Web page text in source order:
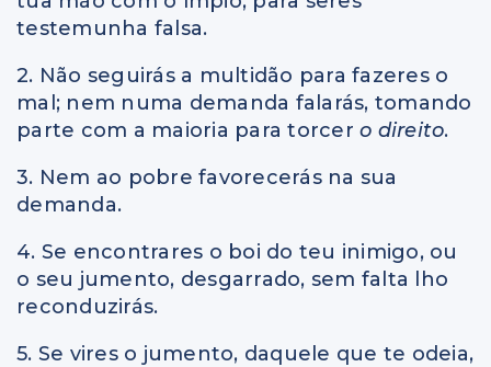
testemunha falsa.
2. Não seguirás a multidão para fazeres o
mal; nem numa demanda falarás, tomando
parte com a maioria para torcer o direito.
3. Nem ao pobre favorecerás na sua
demanda.
4. Se encontrares o boi do teu inimigo, ou
o seu jumento, desgarrado, sem falta lho
reconduzirás.
5. Se vires o jumento, daquele que te odeia,